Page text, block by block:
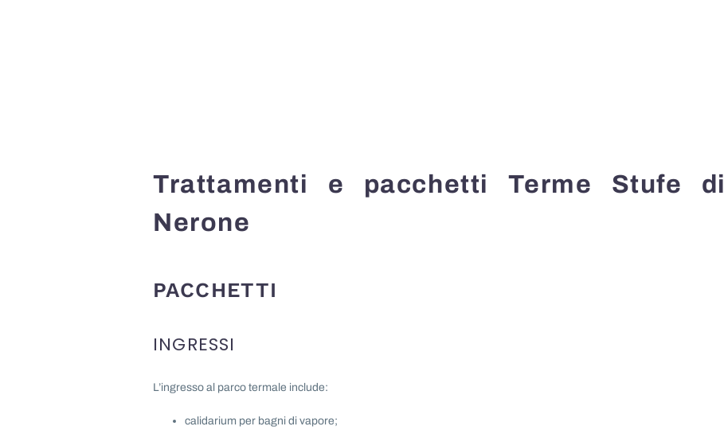
Trattamenti e pacchetti Terme Stufe di
Nerone
PACCHETTI
INGRESSI
L’ingresso al parco termale include:
calidarium per bagni di vapore;